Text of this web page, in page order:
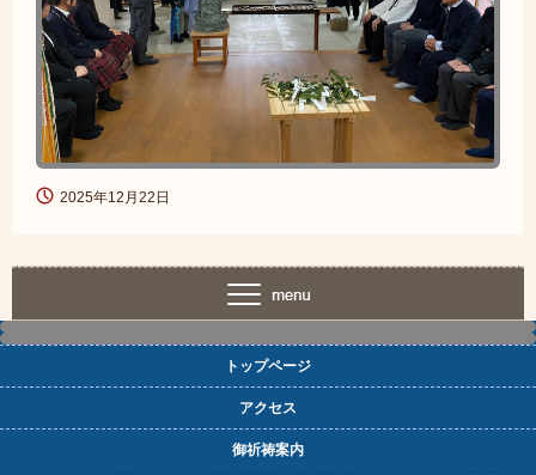
2025年12月22日
トップページ
アクセス
御祈祷案内